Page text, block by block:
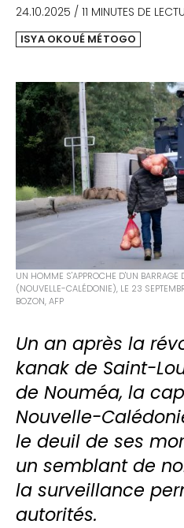
24.10.2025 / 11 MINUTES DE
ISYA OKOUÉ MÉTOGO
UN HOMME S'APPROCHE D'UN
(NOUVELLE-CALÉDONIE), LE 23
BOZON, AFP
Un an après la
kanak de Saint-
de Nouméa, la
Nouvelle-
le deuil de ses
un semblant de
la surveillance
autorités.